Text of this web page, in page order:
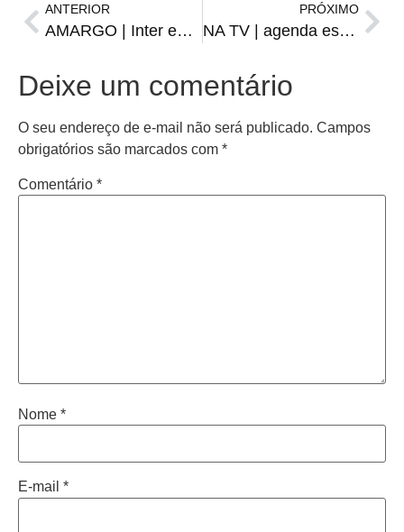
ANTERIOR
AMARGO | Inter empata e segue sem vencer no Gauchão
PRÓXIMO
NA TV | agenda esportiva de quinta-feira, 26
Deixe um comentário
O seu endereço de e-mail não será publicado. Campos
obrigatórios são marcados com *
Comentário *
Nome *
E-mail *